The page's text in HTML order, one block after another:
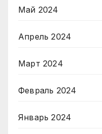
Май 2024
Апрель 2024
Март 2024
Февраль 2024
Январь 2024